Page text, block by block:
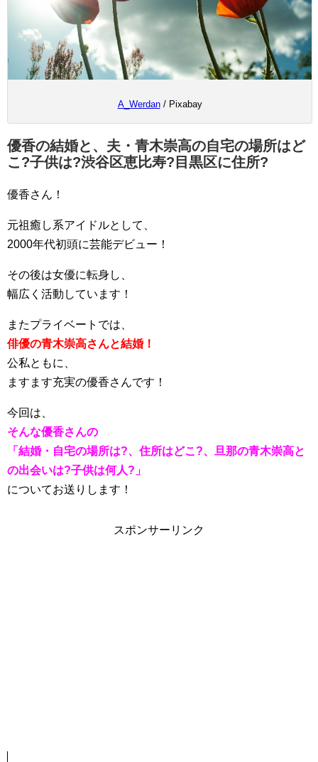
A_Werdan/ Pixabay
優香の結婚と、夫・青木崇高の自宅の場所はど
こ?子供は?渋谷区恵比寿?目黒区に住所?
優香さん！
元祖癒し系アイドルとして、
2000年代初頭に芸能デビュー！
その後は女優に転身し、
幅広く活動しています！
またプライベートでは、
俳優の青木崇高さんと結婚！
公私ともに、
ますます充実の優香さんです！
今回は、
そんな優香さんの
「結婚・自宅の場所は?、住所はどこ?、旦那の青木崇高と
の出会いは?子供は何人?」
についてお送りします！
スポンサーリンク